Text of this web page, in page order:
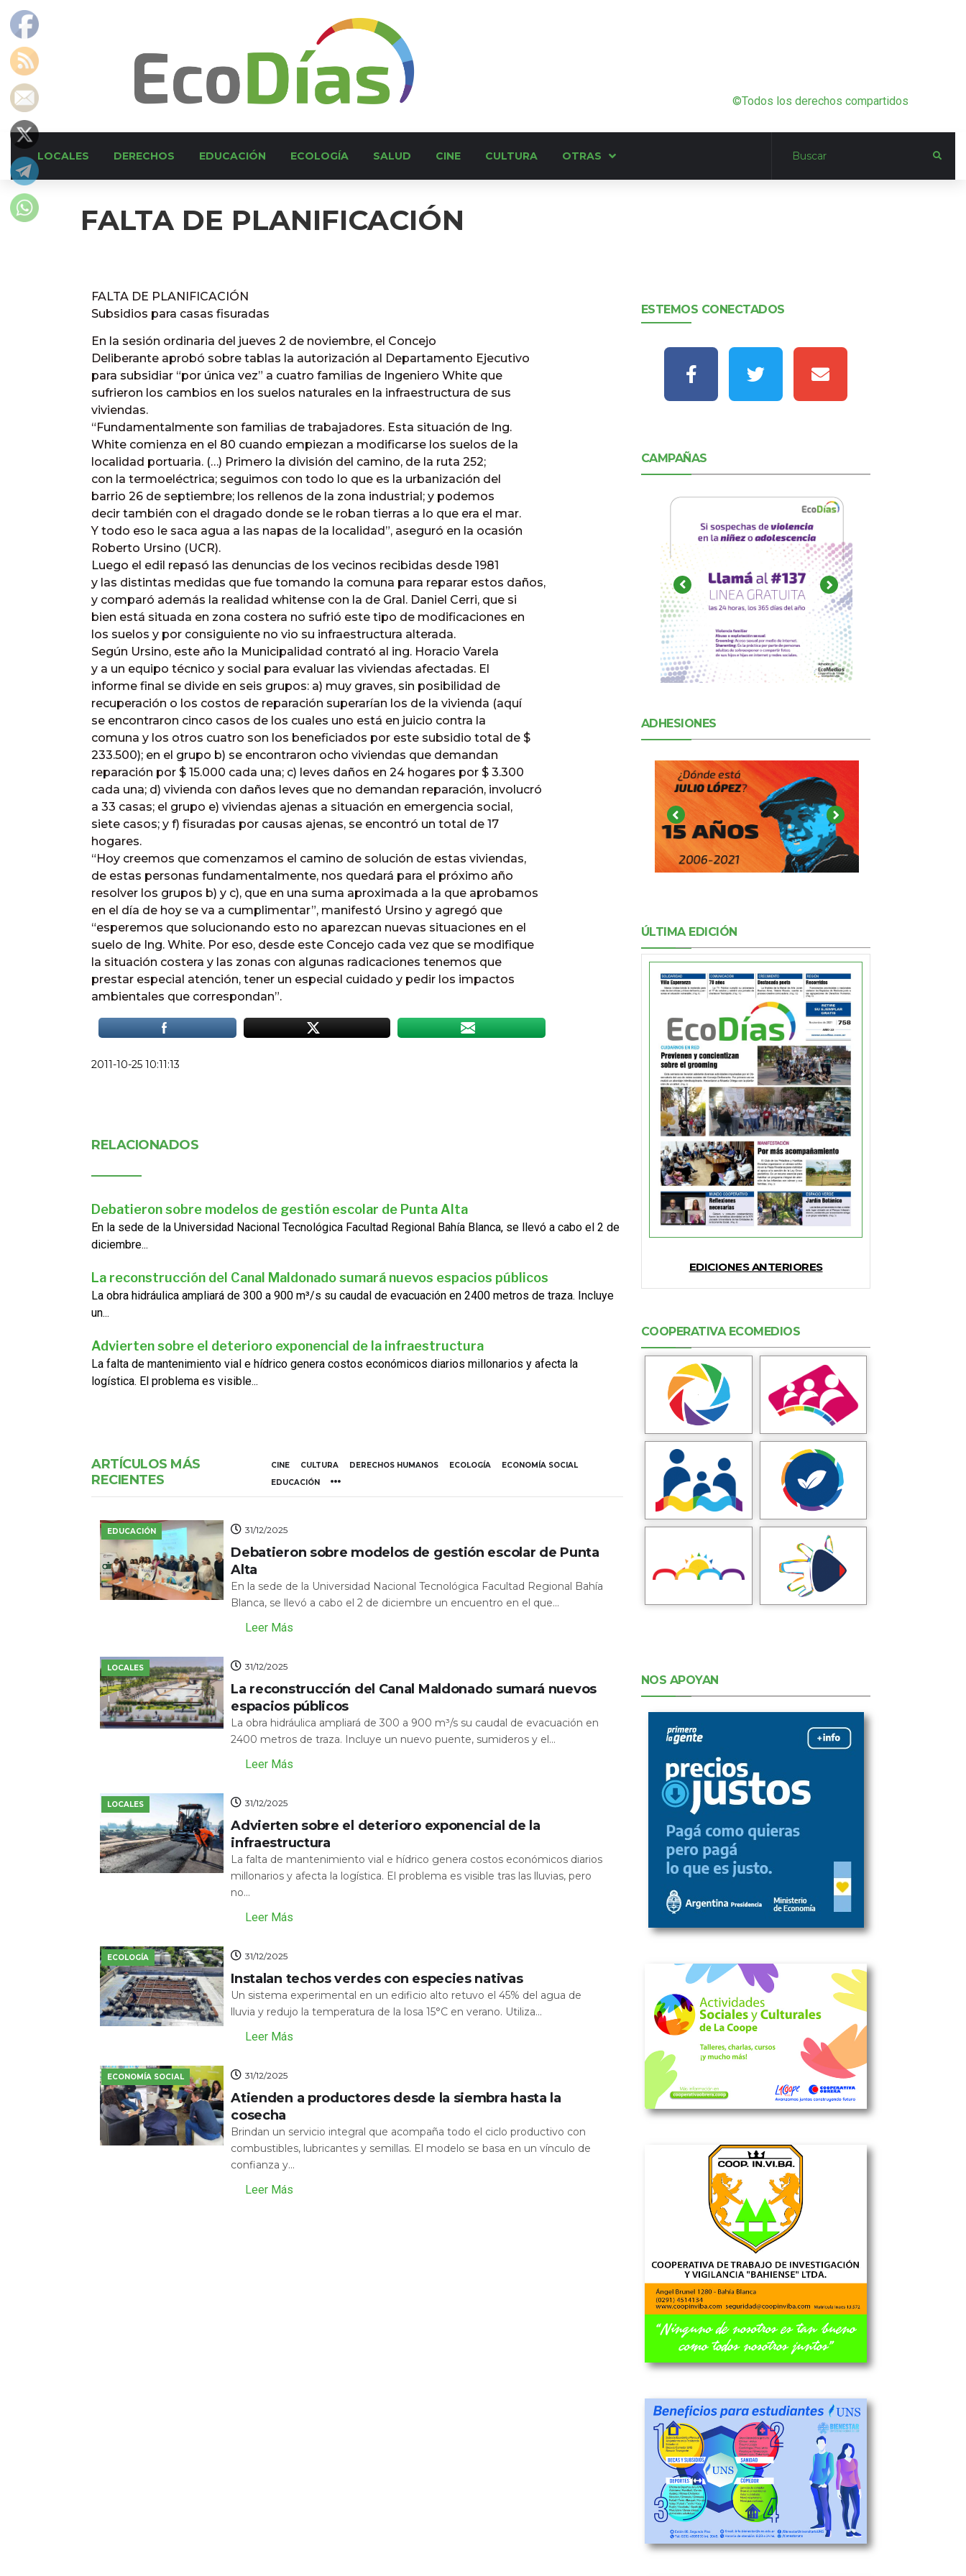
©Todos los derechos compartidos
LOCALES DERECHOS EDUCACIÓN ECOLOGÍA SALUD CINE CULTURA OTRAS
FALTA DE PLANIFICACIÓN
FALTA DE PLANIFICACIÓN
Subsidios para casas fisuradas
En la sesión ordinaria del jueves 2 de noviembre, el Concejo
Deliberante aprobó sobre tablas la autorización al Departamento Ejecutivo
para subsidiar “por única vez” a cuatro familias de Ingeniero White que
sufrieron los cambios en los suelos naturales en la infraestructura de sus
viviendas.
“Fundamentalmente son familias de trabajadores. Esta situación de Ing.
White comienza en el 80 cuando empiezan a modificarse los suelos de la
localidad portuaria. (…) Primero la división del camino, de la ruta 252;
con la termoeléctrica; seguimos con todo lo que es la urbanización del
barrio 26 de septiembre; los rellenos de la zona industrial; y podemos
decir también con el dragado donde se le roban tierras a lo que era el mar.
Y todo eso le saca agua a las napas de la localidad”, aseguró en la ocasión
Roberto Ursino (UCR).
Luego el edil repasó las denuncias de los vecinos recibidas desde 1981
y las distintas medidas que fue tomando la comuna para reparar estos daños,
y comparó además la realidad whitense con la de Gral. Daniel Cerri, que si
bien está situada en zona costera no sufrió este tipo de modificaciones en
los suelos y por consiguiente no vio su infraestructura alterada.
Según Ursino, este año la Municipalidad contrató al ing. Horacio Varela
y a un equipo técnico y social para evaluar las viviendas afectadas. El
informe final se divide en seis grupos: a) muy graves, sin posibilidad de
recuperación o los costos de reparación superarían los de la vivienda (aquí
se encontraron cinco casos de los cuales uno está en juicio contra la
comuna y los otros cuatro son los beneficiados por este subsidio total de $
233.500); en el grupo b) se encontraron ocho viviendas que demandan
reparación por $ 15.000 cada una; c) leves daños en 24 hogares por $ 3.300
cada una; d) vivienda con daños leves que no demandan reparación, involucró
a 33 casas; el grupo e) viviendas ajenas a situación en emergencia social,
siete casos; y f) fisuradas por causas ajenas, se encontró un total de 17
hogares.
“Hoy creemos que comenzamos el camino de solución de estas viviendas,
de estas personas fundamentalmente, nos quedará para el próximo año
resolver los grupos b) y c), que en una suma aproximada a la que aprobamos
en el día de hoy se va a cumplimentar”, manifestó Ursino y agregó que
“esperemos que solucionando esto no aparezcan nuevas situaciones en el
suelo de Ing. White. Por eso, desde este Concejo cada vez que se modifique
la situación costera y las zonas con algunas radicaciones tenemos que
prestar especial atención, tener un especial cuidado y pedir los impactos
ambientales que correspondan”.
2011-10-25 10:11:13
RELACIONADOS
Debatieron sobre modelos de gestión escolar de Punta Alta
En la sede de la Universidad Nacional Tecnológica Facultad Regional Bahía Blanca, se llevó a cabo el 2 de
diciembre...
La reconstrucción del Canal Maldonado sumará nuevos espacios públicos
La obra hidráulica ampliará de 300 a 900 m³/s su caudal de evacuación en 2400 metros de traza. Incluye
un...
Advierten sobre el deterioro exponencial de la infraestructura
La falta de mantenimiento vial e hídrico genera costos económicos diarios millonarios y afecta la
logística. El problema es visible...
ARTÍCULOS MÁS
RECIENTES
CINE CULTURA DERECHOS HUMANOS ECOLOGÍA
ECONOMÍA SOCIAL
EDUCACIÓN
EDUCACIÓN 31/12/2025
Debatieron sobre modelos de gestión escolar de Punta
Alta
En la sede de la Universidad Nacional Tecnológica Facultad Regional Bahía
Blanca, se llevó a cabo el 2 de diciembre un encuentro en el que...
Leer Más
LOCALES 31/12/2025
La reconstrucción del Canal Maldonado sumará nuevos
espacios públicos
La obra hidráulica ampliará de 300 a 900 m³/s su caudal de evacuación en
2400 metros de traza. Incluye un nuevo puente, sumideros y el...
Leer Más
LOCALES 31/12/2025
Advierten sobre el deterioro exponencial de la
infraestructura
La falta de mantenimiento vial e hídrico genera costos económicos diarios
millonarios y afecta la logística. El problema es visible tras las lluvias, pero
no...
Leer Más
ECOLOGÍA 31/12/2025
Instalan techos verdes con especies nativas
Un sistema experimental en un edificio alto retuvo el 45% del agua de
lluvia y redujo la temperatura de la losa 15°C en verano. Utiliza...
Leer Más
ECONOMÍA SOCIAL 31/12/2025
Atienden a productores desde la siembra hasta la
cosecha
Brindan un servicio integral que acompaña todo el ciclo productivo con
combustibles, lubricantes y semillas. El modelo se basa en un vínculo de
confianza y...
Leer Más
ESTEMOS CONECTADOS
CAMPAÑAS
ADHESIONES
ÚLTIMA EDICIÓN
EDICIONES ANTERIORES
COOPERATIVA ECOMEDIOS
NOS APOYAN